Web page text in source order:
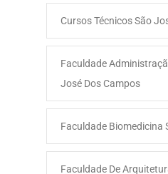
Cursos Técnicos São
Faculdade
José Dos Campos​
Faculdade Biomedicina
Faculdade De